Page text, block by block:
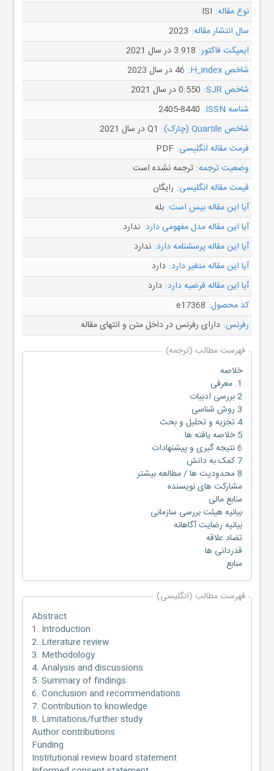
نوع مقاله: ISI
سال انتشار مقاله: 2023
ایمپکت فاکتور: 3.918 در سال 2021
شاخص H_index:
46 در سال 2023
شاخص SJR:
0.550 در سال 2021
شناسه ISSN:
2405-8440
شاخص Quartile (چارک):
Q1 در سال 2021
فرمت مقاله انگلیسی: PDF
وضعیت ترجمه: ترجمه نشده است
قیمت مقاله انگلیسی: رایگان
آیا این مقاله بیس است: بله
آیا این مقاله مدل مفهومی دارد: ندارد
آیا این مقاله پرسشنامه دارد: ندارد
آیا این مقاله متغیر دارد: دارد
آیا این مقاله فرضیه دارد: دارد
کد محصول: e17368
رفرنس: دارای رفرنس در داخل متن و انتهای مقاله
فهرست مطالب (ترجمه)
خلاصه
1. معرفی
2 بررسی ادبیات
3 روش شناسی
4 تجزیه و تحلیل و بحث
5 خلاصه یافته ها
6 نتیجه گیری و پیشنهادات
7 کمک به دانش
8 محدودیت ها / مطالعه بیشتر
مشارکت های نویسنده
منابع مالی
بیانیه هیئت بررسی سازمانی
بیانیه رضایت آگاهانه
تضاد علاقه
قدردانی ها
منابع
فهرست مطالب (انگلیسی)
Abstract
1. Introduction
2. Literature review
3. Methodology
4. Analysis and discussions
5. Summary of findings
6. Conclusion and recommendations
7. Contribution to knowledge
8. Limitations/further study
Author contributions
Funding
Institutional review board statement